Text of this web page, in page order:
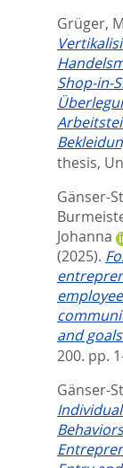
Grüger,
Shop-in-
thesis,
Gänser-
Johanna
(2025).
and
200. pp.
Gänser-